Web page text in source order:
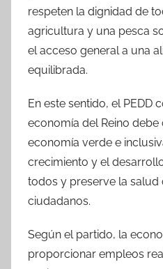
respeten la dignidad de
agricultura y una pesca
el acceso general a una
equilibrada.
En este sentido, el PEDD
economía del Reino debe
economía verde e
crecimiento y el
todos y preserve la salud
ciudadanos.
Según el partido, la
proporcionar empleos